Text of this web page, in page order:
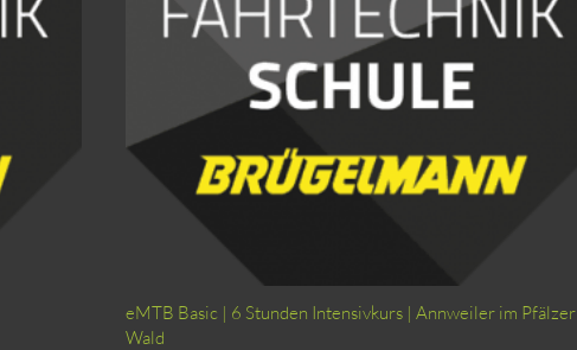
eMTB Basic | 6 Stunden Intensivkurs | Annweiler im Pfälzer
Wald